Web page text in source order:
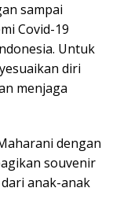
sampai
Covid-19
Untuk
diri
menjaga
dengan
souvenir
anak-anak